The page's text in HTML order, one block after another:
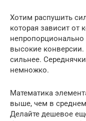
Хотим распушить
которая зависит от
высокие конверсии.
сильнее.
немножко.
Математика
выше, чем в
Делайте дешевое